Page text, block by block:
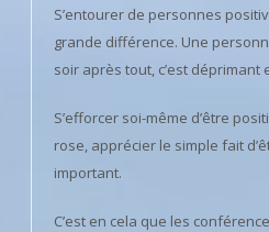
S’entourer de personnes
grande différence. Une
soir après tout, c’est déprimant
S’efforcer soi-même d’être
rose, apprécier le simple fait
important.
C’est en cela que les